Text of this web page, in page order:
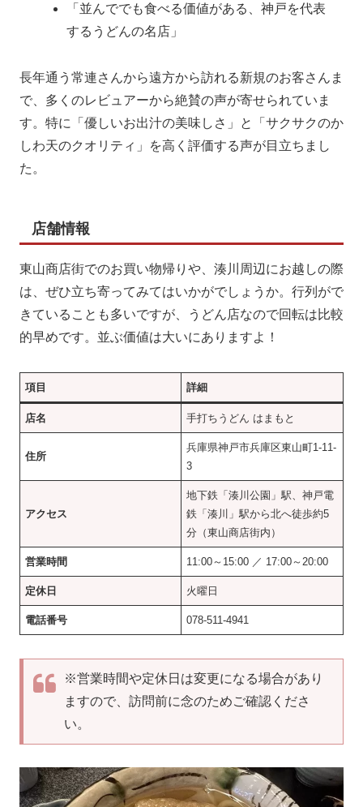
「並んででも食べる価値がある、神戸を代表
するうどんの名店」
長年通う常連さんから遠方から訪れる新規のお客さんま
で、多くのレビュアーから絶賛の声が寄せられていま
す。特に「優しいお出汁の美味しさ」と「サクサクのか
しわ天のクオリティ」を高く評価する声が目立ちまし
た。
店舗情報
東山商店街でのお買い物帰りや、湊川周辺にお越しの際
は、ぜひ立ち寄ってみてはいかがでしょうか。行列がで
きていることも多いですが、うどん店なので回転は比較
的早めです。並ぶ価値は大いにありますよ！
項目 詳細
店名 手打ちうどん はまもと
住所
兵庫県神戸市兵庫区東山町1-11-
3
アクセス
地下鉄「湊川公園」駅、神戸電
鉄「湊川」駅から北へ徒歩約5
分（東山商店街内）
営業時間 11:00～15:00 ／ 17:00～20:00
定休日 火曜日
電話番号 078-511-4941
※営業時間や定休日は変更になる場合があり
ますので、訪問前に念のためご確認くださ
い。